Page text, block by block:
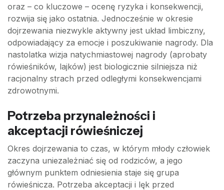
oraz – co kluczowe – ocenę ryzyka i konsekwencji,
rozwija się jako ostatnia. Jednocześnie w okresie
dojrzewania niezwykle aktywny jest układ limbiczny,
odpowiadający za emocje i poszukiwanie nagrody. Dla
nastolatka wizja natychmiastowej nagrody (aprobaty
rówieśników, lajków) jest biologicznie silniejsza niż
racjonalny strach przed odległymi konsekwencjami
zdrowotnymi.
Potrzeba przynależności i
akceptacji rówieśniczej
Okres dojrzewania to czas, w którym młody człowiek
zaczyna uniezależniać się od rodziców, a jego
głównym punktem odniesienia staje się grupa
rówieśnicza. Potrzeba akceptacji i lęk przed